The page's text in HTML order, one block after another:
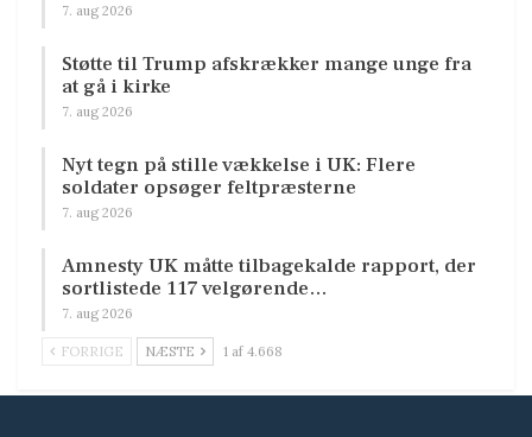
7. aug 2026
Støtte til Trump afskrækker mange unge fra
at gå i kirke
7. aug 2026
Nyt tegn på stille vækkelse i UK: Flere
soldater opsøger feltpræsterne
7. aug 2026
Amnesty UK måtte tilbagekalde rapport, der
sortlistede 117 velgørende…
7. aug 2026
FORRIGE NÆSTE 1 af 4.668